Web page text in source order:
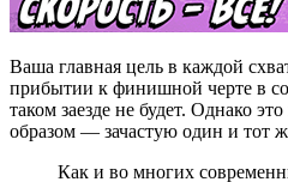
Ваша главная цель в каждой
прибытии к финишной черте в
таком заезде не будет. Однако
образом — зачастую один и тот
Как и во многих